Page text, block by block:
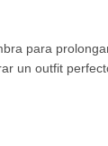
para
un outfit